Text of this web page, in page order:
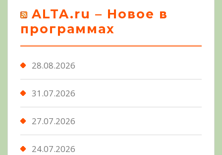
ALTA.ru – Новое в
программах
28.08.2026
31.07.2026
27.07.2026
24.07.2026